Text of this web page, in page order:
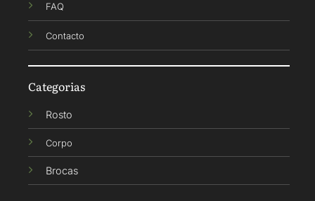
FAQ
Contacto
Categorias
Rosto
Corpo
Brocas